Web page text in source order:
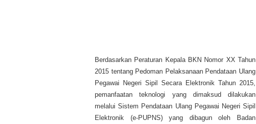
Berdasarkan Peraturan Kepala BKN Nomor XX Tahun
2015 tentang Pedoman Pelaksanaan Pendataan Ulang
Pegawai Negeri Sipil Secara Elektronik Tahun 2015,
pemanfaatan teknologi yang dimaksud dilakukan
melalui Sistem Pendataan Ulang Pegawai Negeri Sipil
Elektronik (e-PUPNS) yang dibagun oleh Badan